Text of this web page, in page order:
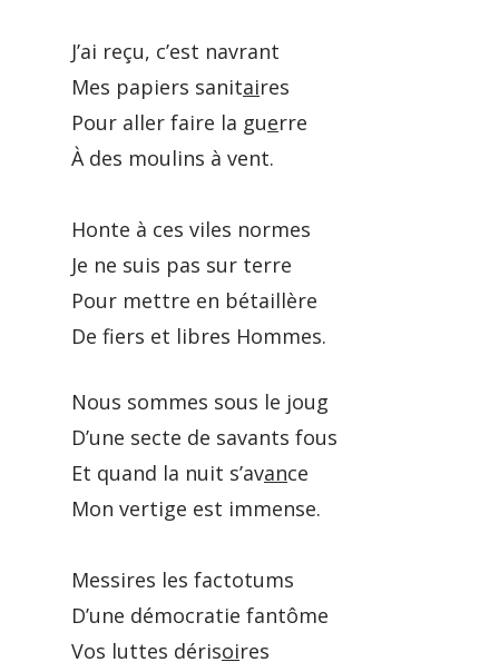
J’ai reçu, c’est navrant
Mes papiers sanitaires
Pour aller faire la guerre
À des moulins à vent.
Honte à ces viles normes
Je ne suis pas sur terre
Pour mettre en bétaillère
De fiers et libres Hommes.
Nous sommes sous le joug
D’une secte de savants fous
Et quand la nuit s’avance
Mon vertige est immense.
Messires les factotums
D’une démocratie fantôme
Vos luttes dérisoires